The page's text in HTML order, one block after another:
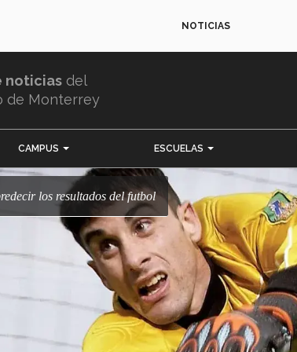
NOTICIAS
noticias del
de Monterrey
CAMPUS ESCUELAS
los resultados del futbol